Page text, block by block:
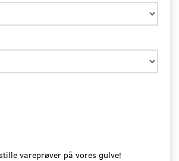
vareprøver på vores gulve!